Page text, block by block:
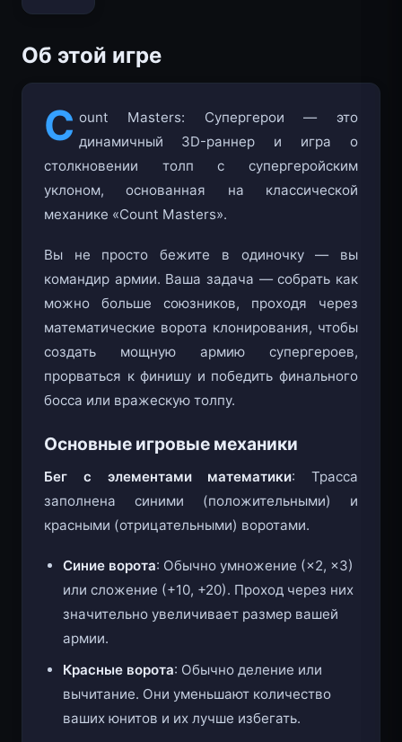
Об этой игре
C ount Masters: Супергерои — это
динамичный 3D-раннер и игра о
столкновении толп с супергеройским
уклоном, основанная на классической
механике «Count Masters».
Вы не просто бежите в одиночку — вы
командир армии. Ваша задача — собрать как
можно больше союзников, проходя через
математические ворота клонирования, чтобы
создать мощную армию супергероев,
прорваться к финишу и победить финального
босса или вражескую толпу.
Основные игровые механики
Бег с элементами математики: Трасса
заполнена синими (положительными) и
красными (отрицательными) воротами.
Синие ворота: Обычно умножение (×2, ×3)
или сложение (+10, +20). Проход через них
значительно увеличивает размер вашей
армии.
Красные ворота: Обычно деление или
вычитание. Они уменьшают количество
ваших юнитов и их лучше избегать.